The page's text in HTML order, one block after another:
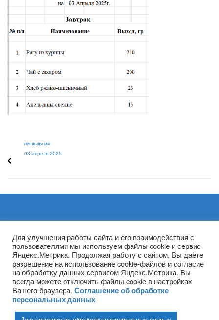
ПРЕДЫДУЩАЯ
03 апреля 2025
Архивы
(ГПОУ ТО «НТПБ») 2020 г. ©
Для улучшения работы сайта и его взаимодействия с
пользователями мы используем файлы cookie и сервис
Яндекс.Метрика. Продолжая работу с сайтом, Вы даёте
разрешение на использование cookie-файлов и согласие
на обработку данных сервисом Яндекс.Метрика. Вы
всегда можете отключить файлы cookie в настройках
Вашего браузера. Соглашение об обработке
персональных данных